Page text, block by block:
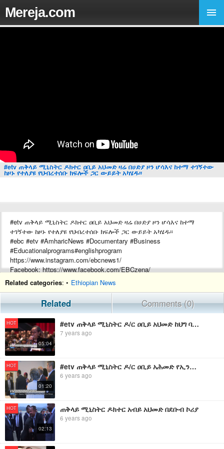
Mereja.com
#etv ጠቅላይ ሚኒስትር ዶክተር ዐቢይ አህመድ ዛሬ በሀድያ ዞን ሆሳእና ከተማ ተገኝተው
ከዞኑ የተለያዩ የህብረተሰቡ ክፍሎች ጋር ውይይት አካሄዱ፡፡
#etv ጠቅላይ ሚኒስትር ዶክተር ዐቢይ አህመድ ዛሬ በሀድያ ዞን ሆሳእና ከተማ
ተገኝተው ከዞኑ የተለያዩ የህብረተሰቡ ክፍሎች ጋር ውይይት አካሄዱ፡፡
#ebc #etv #AmharicNews #Documentary #Business
#Educationalprograms#englishprogram
https://www.instagram.com/ebcnews1/
Facebook: https://www.facebook.com/EBCzena/
About us: https://www.ebc.et
#EBC
#EthiopianBroadcastingCorporation
Related categories: • Ethiopian News
Related Comments (0)
HOT
05:04
#etv ጠቅላይ ሚኒስትር ዶ/ር ዐቢይ አህመድ ከህግ ባለሙያዎች ጋር ውይይት አካሄዱ፡፡
7 years ago
HOT
01:20
#etv ጠቅላይ ሚኒስትር ዶ/ር ዐቢይ አሕመድ የኢንቬስትመንት ዕድሎችን ለማስፋት ያለመ ውይይት ከተለያዩ የልማት አጋሮች ጋር አካሄዱ፡፡
6 years ago
HOT
02:13
ጠቅላይ ሚኒስትር ዶክተር አብይ አህመድ በደቡብ ኮሪያ
6 years ago